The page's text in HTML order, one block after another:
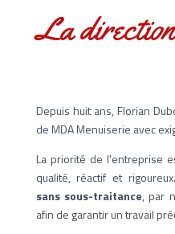
La direction
Depuis huit ans, Florian
de MDA Menuiserie avec
La priorité de l'entreprise
qualité, réactif et
sans sous-traitance, par
afin de garantir un travail